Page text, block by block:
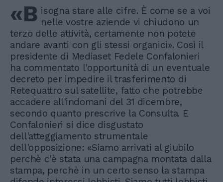
«B isogna stare alle cifre. È come se a voi
nelle vostre aziende vi chiudono un
terzo delle attività, certamente non potete
andare avanti con gli stessi organici». Così il
presidente di Mediaset Fedele Confalonieri
ha commentato l'opportunità di un eventuale
decreto per impedire il trasferimento di
Retequattro sul satellite, fatto che potrebbe
accadere all'indomani del 31 dicembre,
secondo quanto prescrive la Consulta. E
Confalonieri si dice disgustato
dell'atteggiamento strumentale
dell'opposizione: «Siamo arrivati al giubilo
perchè c'è stata una campagna montata dalla
stampa, perchè in un certo senso la stampa